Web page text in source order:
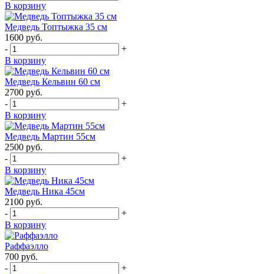
В корзину
Медведь Топтыжка 35 см
1600 руб.
-
+
В корзину
Медведь Кельвин 60 см
2700 руб.
-
+
В корзину
Медведь Мартин 55см
2500 руб.
-
+
В корзину
Медведь Ника 45см
2100 руб.
-
+
В корзину
Раффаэлло
700 руб.
-
+